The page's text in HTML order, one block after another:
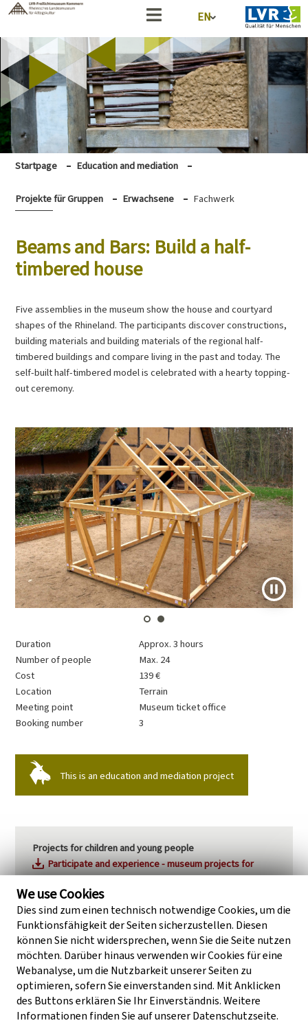
EN
Startpage Education and mediation
Projekte für Gruppen Erwachsene Fachwerk
Beams and Bars: Build a half-
timbered house
Five assemblies in the museum show the house and courtyard
shapes of the Rhineland. The participants discover constructions,
building materials and building materials of the regional half-
timbered buildings and compare living in the past and today. The
self-built half-timbered model is celebrated with a hearty topping-
out ceremony.
Duration
Number of people
Cost
Location
Meeting point
Booking number
Approx. 3 hours
Max. 24
139 €
Terrain
Museum ticket office
3
This is an education and mediation project
Projects for children and young people
Participate and experience - museum projects for
children and young people (PDF, 2.44 MB)
Trust and understand - WPZ projects for children and
young people (PDF, 4.18 MB)
Projects for adults
Remembering and experiencing - museum projects for
adults (PDF, 2.37 MB)
We use Cookies
Dies sind zum einen technisch notwendige Cookies, um die
Funktionsfähigkeit der Seiten sicherzustellen. Diesen
können Sie nicht widersprechen, wenn Sie die Seite nutzen
möchten. Darüber hinaus verwenden wir Cookies für eine
Webanalyse, um die Nutzbarkeit unserer Seiten zu
optimieren, sofern Sie einverstanden sind. Mit Anklicken
des Buttons erklären Sie Ihr Einverständnis. Weitere
Informationen finden Sie auf unserer Datenschutzseite.